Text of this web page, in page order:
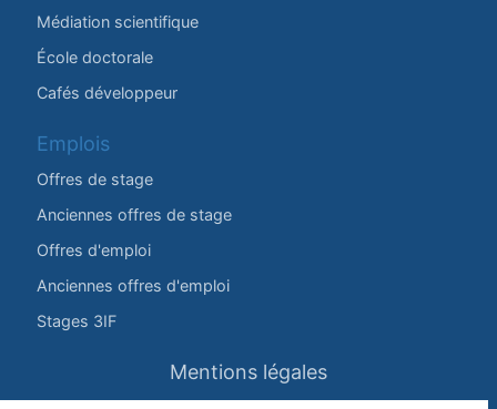
Médiation scientifique
École doctorale
Cafés développeur
Emplois
Offres de stage
Anciennes offres de stage
Offres d'emploi
Anciennes offres d'emploi
Stages 3IF
Mentions légales